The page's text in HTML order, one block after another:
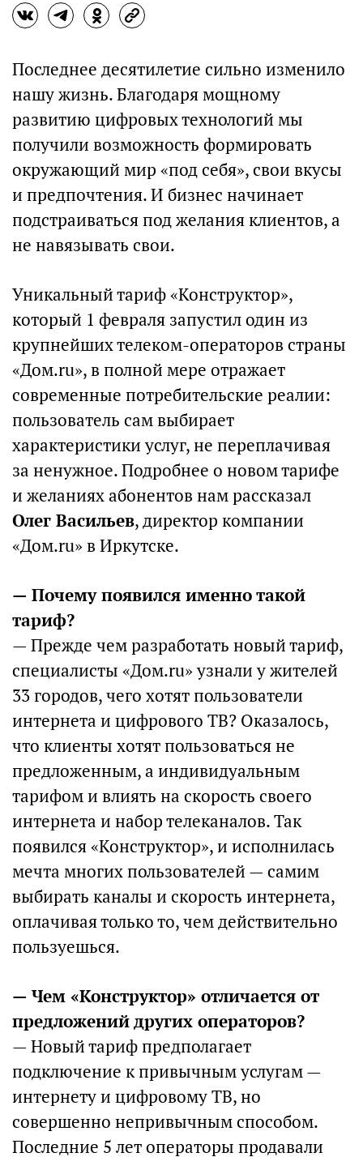
Последнее десятилетие сильно изменило
нашу жизнь. Благодаря мощному
развитию цифровых технологий мы
получили возможность формировать
окружающий мир «под себя», свои вкусы
и предпочтения. И бизнес начинает
подстраиваться под желания клиентов, а
не навязывать свои.
Уникальный тариф «Конструктор»,
который 1 февраля запустил один из
крупнейших телеком-операторов страны
«Дом.ru», в полной мере отражает
современные потребительские реалии:
пользователь сам выбирает
характеристики услуг, не переплачивая
за ненужное. Подробнее о новом тарифе
и желаниях абонентов нам рассказал
Олег Васильев, директор компании
«Дом.ru» в Иркутске.
— Почему появился именно такой
тариф?
— Прежде чем разработать новый тариф,
специалисты «Дом.ru» узнали у жителей
33 городов, чего хотят пользователи
интернета и цифрового ТВ? Оказалось,
что клиенты хотят пользоваться не
предложенным, а индивидуальным
тарифом и влиять на скорость своего
интернета и набор телеканалов. Так
появился «Конструктор», и исполнилась
мечта многих пользователей — самим
выбирать каналы и скорость интернета,
оплачивая только то, чем действительно
пользуешься.
— Чем «Конструктор» отличается от
предложений других операторов?
— Новый тариф предполагает
подключение к привычным услугам —
интернету и цифровому ТВ, но
совершенно непривычным способом.
Последние 5 лет операторы продавали